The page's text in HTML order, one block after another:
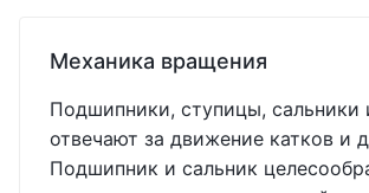
Механика вращения
Подшипники, ступицы, сальники
отвечают за движение катков и
Подшипник и сальник